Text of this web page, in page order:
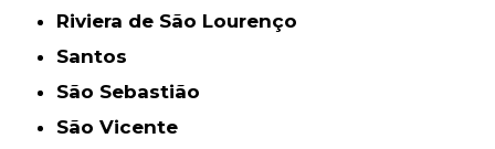
Riviera de São Lourenço
Santos
São Sebastião
São Vicente